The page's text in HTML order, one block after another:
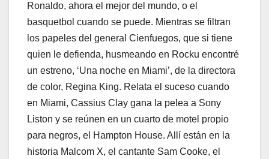
Ronaldo, ahora el mejor del mundo, o el
basquetbol cuando se puede. Mientras se filtran
los papeles del general Cienfuegos, que si tiene
quien le defienda, husmeando en Rocku encontré
un estreno, ‘Una noche en Miami’, de la directora
de color, Regina King. Relata el suceso cuando
en Miami, Cassius Clay gana la pelea a Sony
Liston y se reúnen en un cuarto de motel propio
para negros, el Hampton House. Allí están en la
historia Malcom X, el cantante Sam Cooke, el